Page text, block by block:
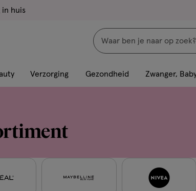
in huis
Zoeken
met
dit
geavanceerde
Verzorging Gezondheid Zwanger,